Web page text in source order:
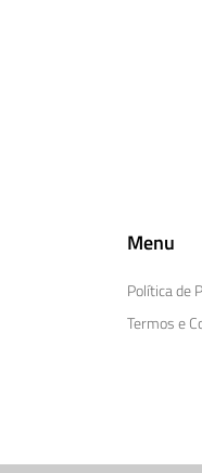
Menu
Política de
Termos e